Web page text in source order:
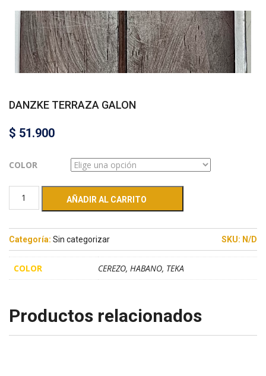
DANZKE TERRAZA GALON
$ 51.900
COLOR
AÑADIR AL CARRITO
Categoría: Sin categorizar SKU: N/D
COLOR CEREZO, HABANO, TEKA
Productos relacionados